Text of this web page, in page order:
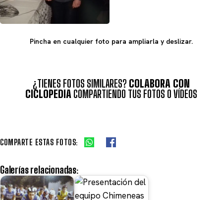
Pincha en cualquier foto para ampliarla y deslizar.
¿TIENES FOTOS SIMILARES? COLABORA CON
CICLOPEDIA COMPARTIENDO TUS FOTOS O VÍDEOS
COMPARTE ESTAS FOTOS:
Galerías relacionadas: